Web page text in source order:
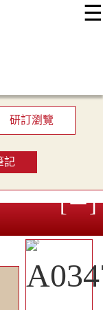
☰
研訂瀏覽
記